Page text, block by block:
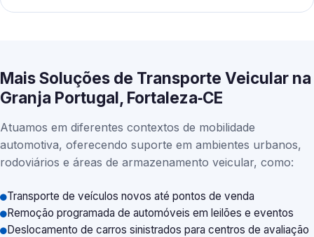
Mais Soluções de Transporte Veicular na
Granja Portugal, Fortaleza‑CE
Atuamos em diferentes contextos de mobilidade
automotiva, oferecendo suporte em ambientes urbanos,
rodoviários e áreas de armazenamento veicular, como:
Transporte de veículos novos até pontos de venda
Remoção programada de automóveis em leilões e eventos
Deslocamento de carros sinistrados para centros de avaliação